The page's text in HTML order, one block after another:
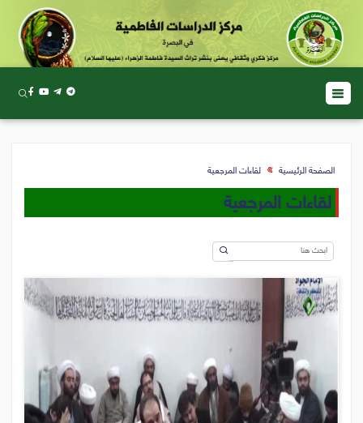
الصفحة الرئيسية لقاءات المرجعية
لقاءات المرجعية